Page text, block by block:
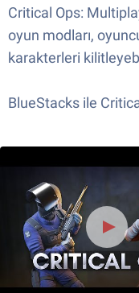
Critical Ops:
oyun modları,
karakterleri
BlueStacks ile